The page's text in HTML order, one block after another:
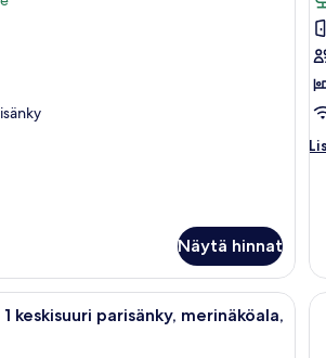
Näytä hinnat
Moderni hotellihuone, jossa on
keskisuuri parisänky, merinäköala,